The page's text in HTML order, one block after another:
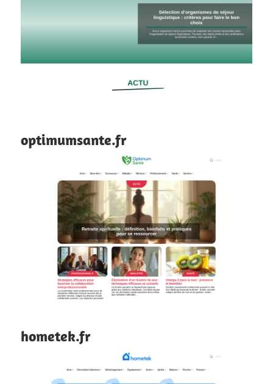
optimumsante.fr
hometek.fr